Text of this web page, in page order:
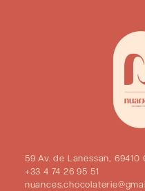
59 Av. de Lanessan,
+33 4 74 26 95 51